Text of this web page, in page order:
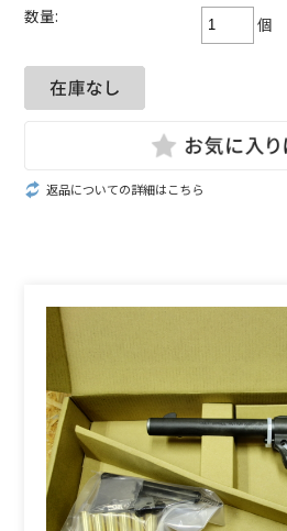
数量: 個
返品についての詳細はこちら